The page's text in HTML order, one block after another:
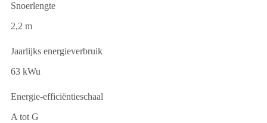
Snoerlengte
2,2 m
Jaarlijks energieverbruik
63 kWu
Energie-efficiëntieschaal
A tot G